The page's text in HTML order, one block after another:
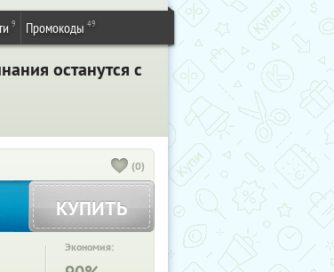
9 Промокоды 49
останутся с
(0)
КУПИТЬ
Экономия: